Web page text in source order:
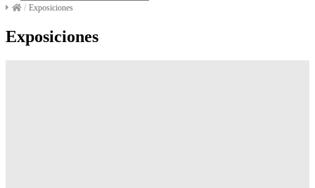
/ Exposiciones
Exposiciones